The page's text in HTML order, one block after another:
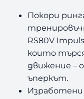
Покори
RS80V
които
движение–
ъперкът.
Изработени